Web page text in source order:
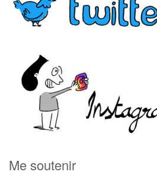
Me soutenir